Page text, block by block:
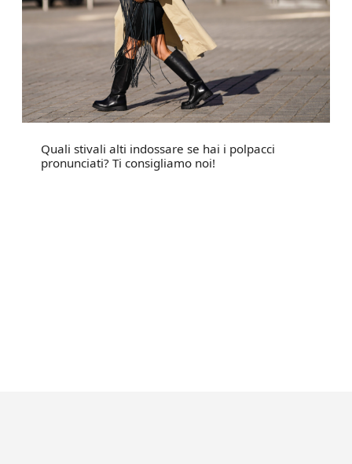
Quali stivali alti indossare se hai i polpacci
pronunciati? Ti consigliamo noi!